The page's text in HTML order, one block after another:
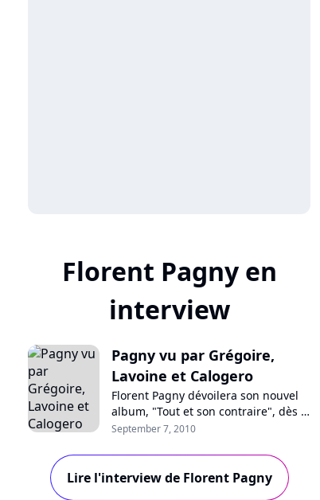
Florent Pagny en
interview
Pagny vu par Grégoire,
Lavoine et Calogero
Florent Pagny dévoilera son nouvel
album, "Tout et son contraire", dès le
8 novembre prochain. Un disque sur
Emmanuelle Cosso-Merad, Jérôme
Attal, Vincent Baguian, Daran, John
Mamann, mais aussi Grégoire, Marc
September 7, 2010
Lire l'interview de Florent Pagny